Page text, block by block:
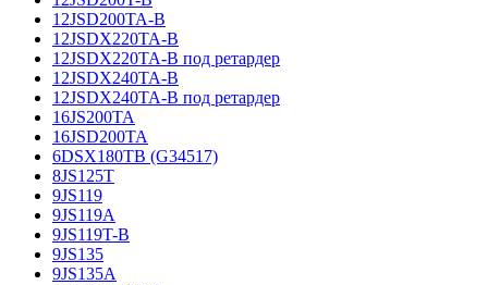
12JSD200TA-B
12JSDX220TA-B
12JSDX220TA-B под ретардер
12JSDX240TA-B
12JSDX240TA-B под ретардер
16JS200TA
16JSD200TA
6DSX180TB (G34517)
8JS125T
9JS119
9JS119A
9JS119T-B
9JS135
9JS135A